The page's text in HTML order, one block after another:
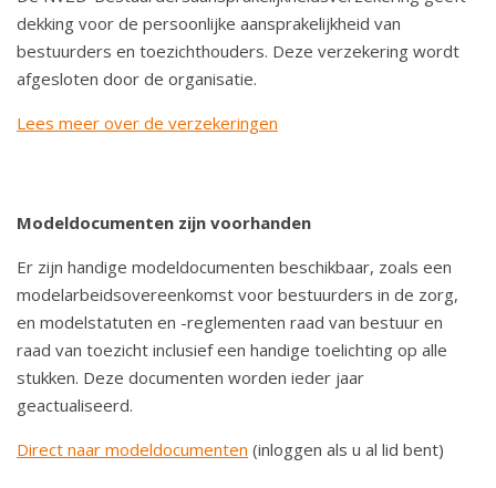
dekking voor de persoonlijke aansprakelijkheid van
bestuurders en toezichthouders. Deze verzekering wordt
afgesloten door de organisatie.
Lees meer over de verzekeringen
Modeldocumenten zijn voorhanden
Er zijn handige modeldocumenten beschikbaar, zoals een
modelarbeidsovereenkomst voor bestuurders in de zorg,
en modelstatuten en -reglementen raad van bestuur en
raad van toezicht inclusief een handige toelichting op alle
stukken. Deze documenten worden ieder jaar
geactualiseerd.
Direct naar modeldocumenten (inloggen als u al lid bent)